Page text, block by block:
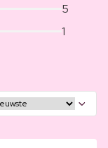
5
1